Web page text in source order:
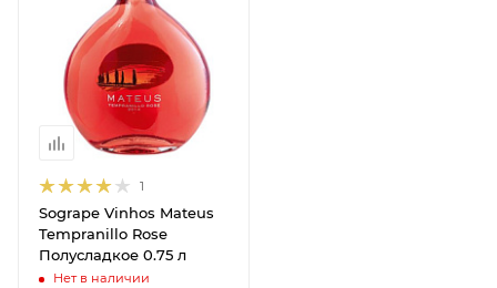
1
Sogrape Vinhos Mateus
Tempranillo Rose
Полусладкое 0.75 л
Нет в наличии